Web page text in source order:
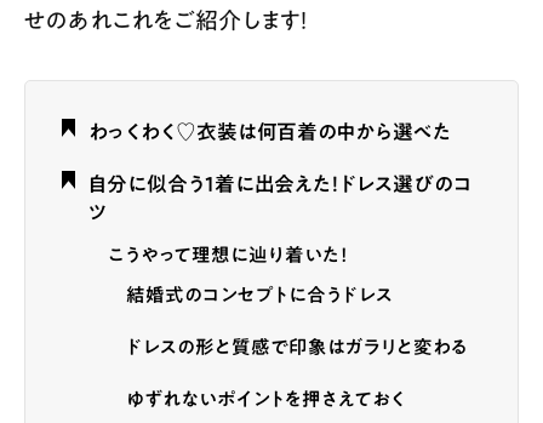
せのあれこれをご紹介します！
わっくわく♡衣装は何百着の中から選べた
自分に似合う1着に出会えた！ドレス選びのコ
ツ
こうやって理想に辿り着いた！
結婚式のコンセプトに合うドレス
ドレスの形と質感で印象はガラリと変わる
ゆずれないポイントを押さえておく